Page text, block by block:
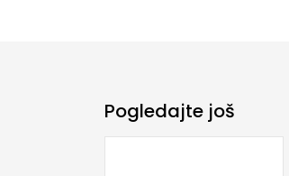
Pogledajte još